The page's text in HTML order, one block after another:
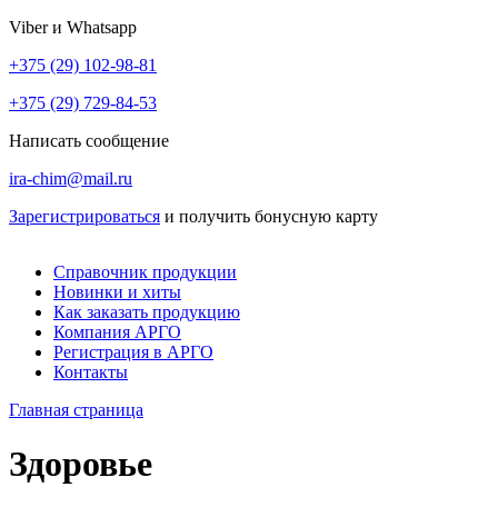
Viber и Whatsapp
+375 (29) 102-98-81
+375 (29) 729-84-53
Написать сообщение
ira-chim@mail.ru
Зарегистрироваться и получить бонусную карту
Справочник продукции
Новинки и хиты
Как заказать продукцию
Компания АРГО
Регистрация в АРГО
Контакты
Главная страница
Здоровье